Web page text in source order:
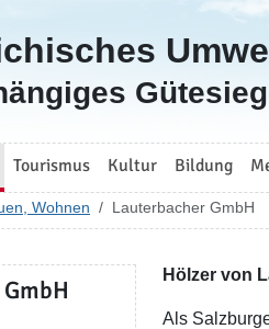
Tourismus Kultur Bildung
Wohnen Lauterbacher GmbH
Hölzer von
Als